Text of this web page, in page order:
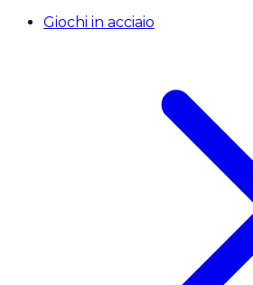
Giochi in acciaio